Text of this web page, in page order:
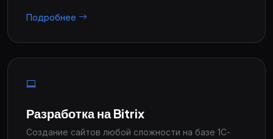
Подробнее
Разработка на Bitrix
Создание сайтов любой сложности на базе 1С-